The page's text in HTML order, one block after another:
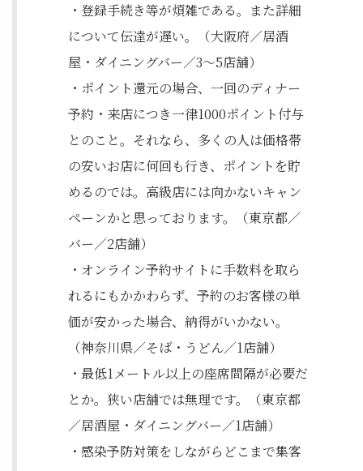
・登録手続き等が煩雑である。また詳細
について伝達が遅い。（大阪府／居酒
屋・ダイニングバー／3～5店舗）
・ポイント還元の場合、一回のディナー
予約・来店につき一律1000ポイント付与
とのこと。それなら、多くの人は価格帯
の安いお店に何回も行き、ポイントを貯
めるのでは。高級店には向かないキャン
ペーンかと思っております。（東京都／
バー／2店舗）
・オンライン予約サイトに手数料を取ら
れるにもかかわらず、予約のお客様の単
価が安かった場合、納得がいかない。
（神奈川県／そば・うどん／1店舗）
・最低1メートル以上の座席間隔が必要だ
とか。狭い店舗では無理です。（東京都
／居酒屋・ダイニングバー／1店舗）
・感染予防対策をしながらどこまで集客